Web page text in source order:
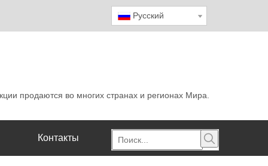
Pусский
продаются во многих странах и регионах Мира.
Контакты